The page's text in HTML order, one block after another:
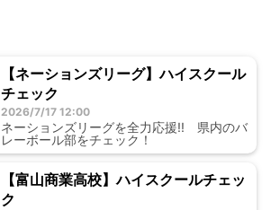
【ネーションズリーグ】ハイスクール
チェック
2026/7/17 12:00
ネーションズリーグを全力応援!! 県内のバ
レーボール部をチェック！
【富山商業高校】ハイスクールチェッ
ク